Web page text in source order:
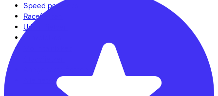
Speed pedelecs
Racefietsen
Urban fietsen
Gravelbikes
Alle fietsen